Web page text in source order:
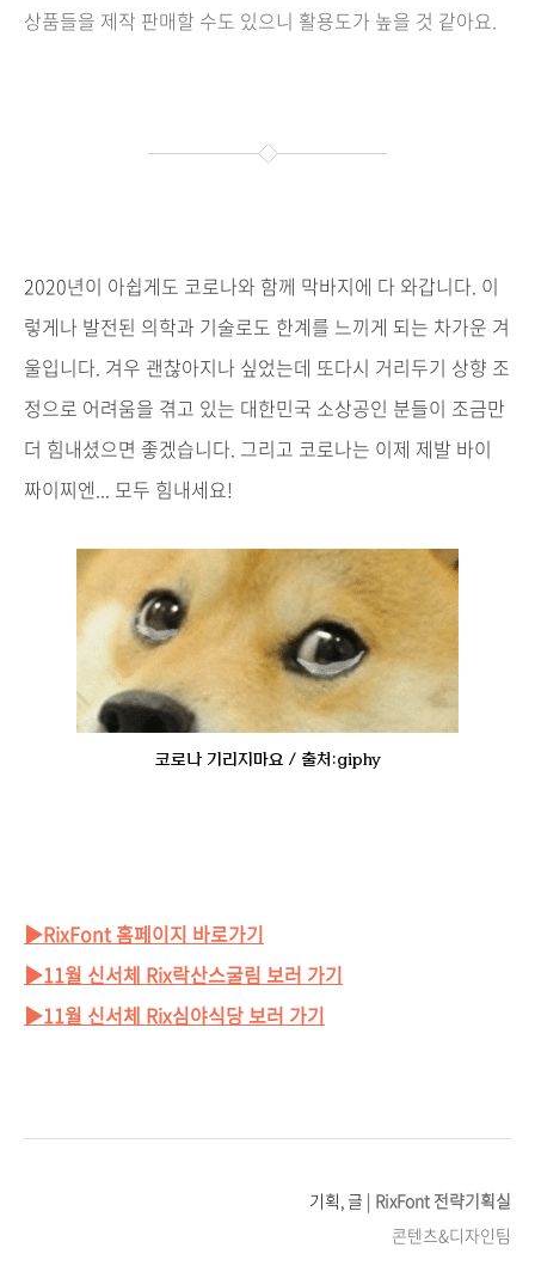
상품들을 제작 판매할 수도 있으니 활용도가 높을 것 같아요.
2020년이 아쉽게도 코로나와 함께 막바지에 다 와갑니다. 이
렇게나 발전된 의학과 기술로도 한계를 느끼게 되는 차가운 겨
울입니다. 겨우 괜찮아지나 싶었는데 또다시 거리두기 상향 조
정으로 어려움을 겪고 있는 대한민국 소상공인 분들이 조금만
더 힘내셨으면 좋겠습니다. 그리고 코로나는 이제 제발 바이
짜이찌엔... 모두 힘내세요!
코로나 기리지마요 / 출처:giphy
▶RixFont 홈페이지 바로가기
▶11월 신서체 Rix락산스굴림 보러 가기
▶11월 신서체 Rix심야식당 보러 가기
기획, 글 | RixFont 전략기획실
콘텐츠&디자인팀